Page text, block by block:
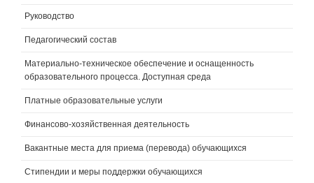
Руководство
Педагогический состав
Материально-техническое обеспечение и оснащенность
образовательного процесса. Доступная среда
Платные образовательные услуги
Финансово-хозяйственная деятельность
Вакантные места для приема (перевода) обучающихся
Стипендии и меры поддержки обучающихся